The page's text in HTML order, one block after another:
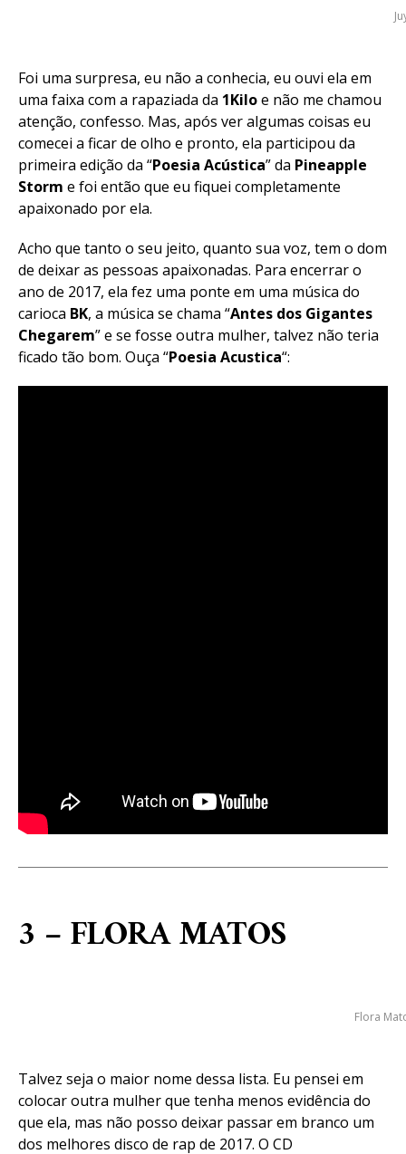
Foi uma surpresa, eu não a conhecia, eu ouvi ela em
uma faixa com a rapaziada da 1Kiloe não me chamou
atenção, confesso. Mas, após ver algumas coisas eu
comecei a ficar de olho e pronto, ela participou da
primeira edição da “Poesia Acústica” da Pineapple
Storm e foi então que eu fiquei completamente
apaixonado por ela.
Acho que tanto o seu jeito, quanto sua voz, tem o dom
de deixar as pessoas apaixonadas. Para encerrar o
ano de 2017, ela fez uma ponte em uma música do
carioca BK, a música se chama “Antes dos Gigantes
Chegarem” e se fosse outra mulher, talvez não teria
ficado tão bom. Ouça “Poesia Acustica“:
3 – FLORA MATOS
Flora
Talvez seja o maior nome dessa lista. Eu pensei em
colocar outra mulher que tenha menos evidência do
que ela, mas não posso deixar passar em branco um
dos melhores disco de rap de 2017. O CD